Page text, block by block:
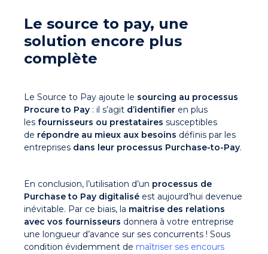
Le source to pay, une
solution encore plus
complète
Le Source to Pay ajoute le sourcing au processus
Procure to Pay : il s’agit d’identifier en plus
les fournisseurs ou prestataires susceptibles
de répondre au mieux aux besoins définis par les
entreprises dans leur processus Purchase-to-Pay.
En conclusion, l’utilisation d’un processus de
Purchase to Pay digitalisé est aujourd’hui devenue
inévitable. Par ce biais, la maitrise des relations
avec vos fournisseurs donnera à votre entreprise
une longueur d’avance sur ses concurrents ! Sous
condition évidemment de maîtriser ses encours